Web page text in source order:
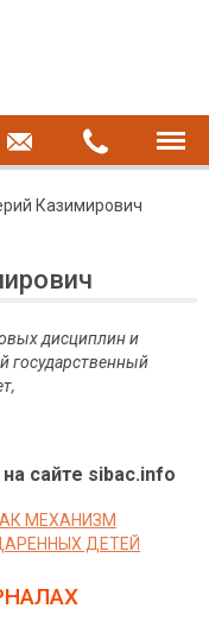
Казимирович
дисциплин и
государственный
сайте sibac.info
МЕХАНИЗМ
ДЕТЕЙ